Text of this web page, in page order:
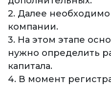
2. Далее
компании.
3. На этом этапе
нужно определить
капитала.
4. В момент